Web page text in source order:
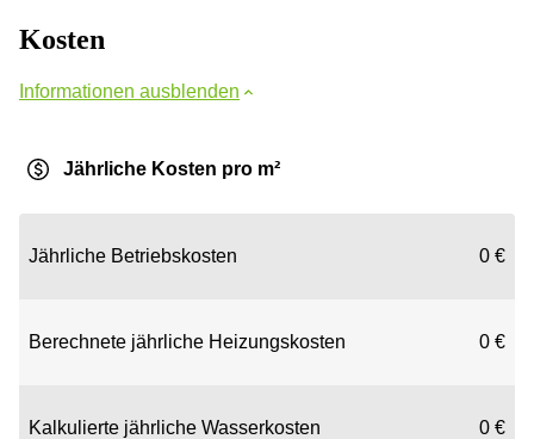
Kosten
Informationen ausblenden
Jährliche Kosten pro m²
Jährliche Betriebskosten 0 €
Berechnete jährliche Heizungskosten 0 €
Kalkulierte jährliche Wasserkosten 0 €